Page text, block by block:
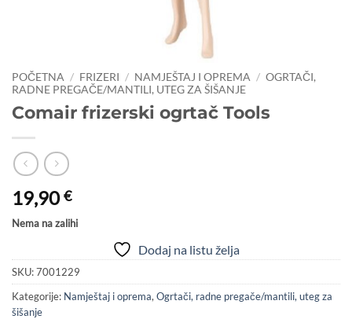
POČETNA / FRIZERI / NAMJEŠTAJ I OPREMA / OGRTAČI,
RADNE PREGAČE/MANTILI, UTEG ZA ŠIŠANJE
Comair frizerski ogrtač Tools
19,90€
Nema na zalihi
Dodaj na listu želja
SKU:7001229
Kategorije: Namještaj i oprema,Ogrtači, radne pregače/mantili, uteg za
šišanje